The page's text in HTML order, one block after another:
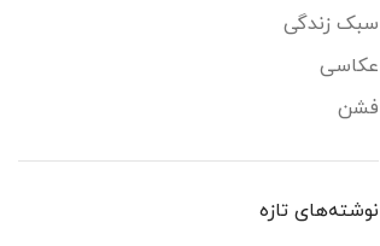
سبک زندگی
عکاسی
فشن
نوشته‌های تازه